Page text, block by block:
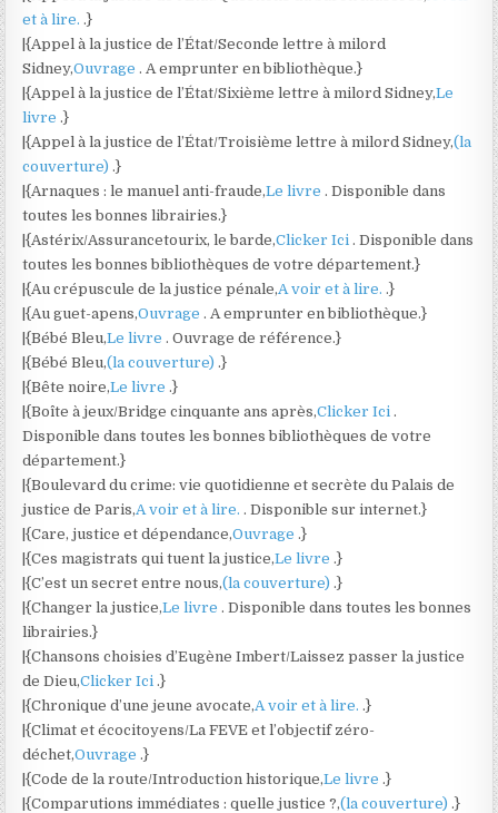
et à lire..}
|{Appel à la justice de l’État/Seconde lettre à milord
Sidney,Ouvrage. A emprunter en bibliothèque.}
|{Appel à la justice de l’État/Sixième lettre à milord Sidney,Le
livre.}
|{Appel à la justice de l’État/Troisième lettre à milord Sidney,(la
couverture).}
|{Arnaques : le manuel anti-fraude,Le livre. Disponible dans
toutes les bonnes librairies.}
|{Astérix/Assurancetourix, le barde,Clicker Ici. Disponible dans
toutes les bonnes bibliothèques de votre département.}
|{Au crépuscule de la justice pénale,A voir et à lire..}
|{Au guet-apens,Ouvrage. A emprunter en bibliothèque.}
|{Bébé Bleu,Le livre. Ouvrage de référence.}
|{Bébé Bleu,(la couverture).}
|{Bête noire,Le livre.}
|{Boîte à jeux/Bridge cinquante ans après,Clicker Ici.
Disponible dans toutes les bonnes bibliothèques de votre
département.}
|{Boulevard du crime: vie quotidienne et secrète du Palais de
justice de Paris,A voir et à lire.. Disponible sur internet.}
|{Care, justice et dépendance,Ouvrage.}
|{Ces magistrats qui tuent la justice,Le livre.}
|{C’est un secret entre nous,(la couverture).}
|{Changer la justice,Le livre. Disponible dans toutes les bonnes
librairies.}
|{Chansons choisies d’Eugène Imbert/Laissez passer la justice
de Dieu,Clicker Ici.}
|{Chronique d’une jeune avocate,A voir et à lire..}
|{Climat et écocitoyens/La FEVE et l’objectif zéro-
déchet,Ouvrage.}
|{Code de la route/Introduction historique,Le livre.}
|{Comparutions immédiates : quelle justice ?,(la couverture).}